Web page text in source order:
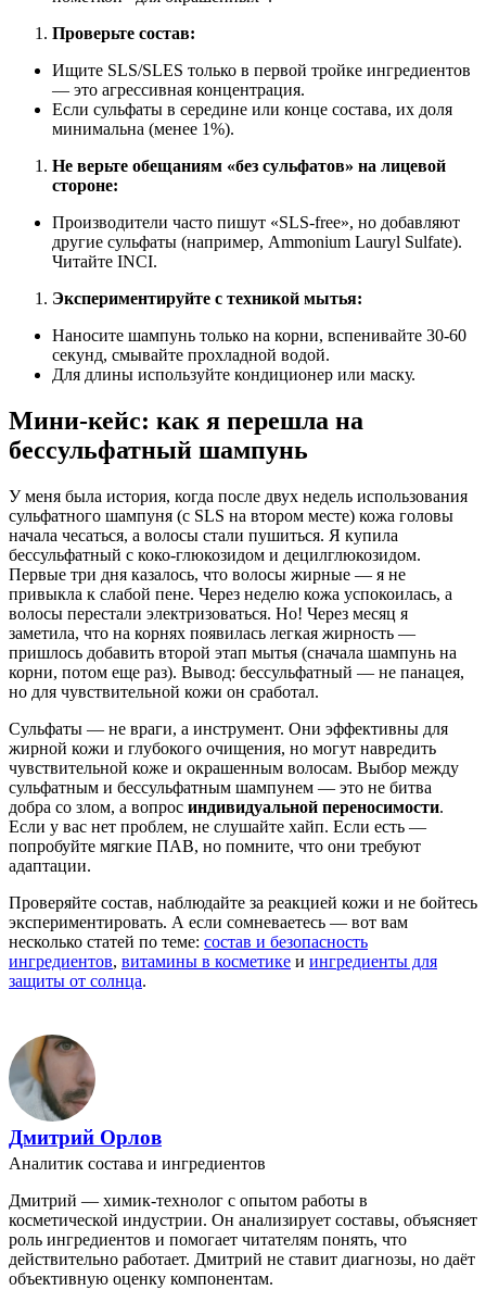
Проверьте состав:
Ищите SLS/SLES только в первой тройке ингредиентов
— это агрессивная концентрация.
Если сульфаты в середине или конце состава, их доля
минимальна (менее 1%).
Не верьте обещаниям «без сульфатов» на лицевой
стороне:
Производители часто пишут «SLS-free», но добавляют
другие сульфаты (например, Ammonium Lauryl Sulfate).
Читайте INCI.
Экспериментируйте с техникой мытья:
Наносите шампунь только на корни, вспенивайте 30-60
секунд, смывайте прохладной водой.
Для длины используйте кондиционер или маску.
Мини-кейс: как я перешла на
бессульфатный шампунь
У меня была история, когда после двух недель использования
сульфатного шампуня (с SLS на втором месте) кожа головы
начала чесаться, а волосы стали пушиться. Я купила
бессульфатный с коко-глюкозидом и децилглюкозидом.
Первые три дня казалось, что волосы жирные — я не
привыкла к слабой пене. Через неделю кожа успокоилась, а
волосы перестали электризоваться. Но! Через месяц я
заметила, что на корнях появилась легкая жирность —
пришлось добавить второй этап мытья (сначала шампунь на
корни, потом еще раз). Вывод: бессульфатный — не панацея,
но для чувствительной кожи он сработал.
Сульфаты — не враги, а инструмент. Они эффективны для
жирной кожи и глубокого очищения, но могут навредить
чувствительной коже и окрашенным волосам. Выбор между
сульфатным и бессульфатным шампунем — это не битва
добра со злом, а вопрос индивидуальной переносимости.
Если у вас нет проблем, не слушайте хайп. Если есть —
попробуйте мягкие ПАВ, но помните, что они требуют
адаптации.
Проверяйте состав, наблюдайте за реакцией кожи и не бойтесь
экспериментировать. А если сомневаетесь — вот вам
несколько статей по теме: состав и безопасность
ингредиентов, витамины в косметике и ингредиенты для
защиты от солнца.
Дмитрий Орлов
Аналитик состава и ингредиентов
Дмитрий — химик-технолог с опытом работы в
косметической индустрии. Он анализирует составы, объясняет
роль ингредиентов и помогает читателям понять, что
действительно работает. Дмитрий не ставит диагнозы, но даёт
объективную оценку компонентам.